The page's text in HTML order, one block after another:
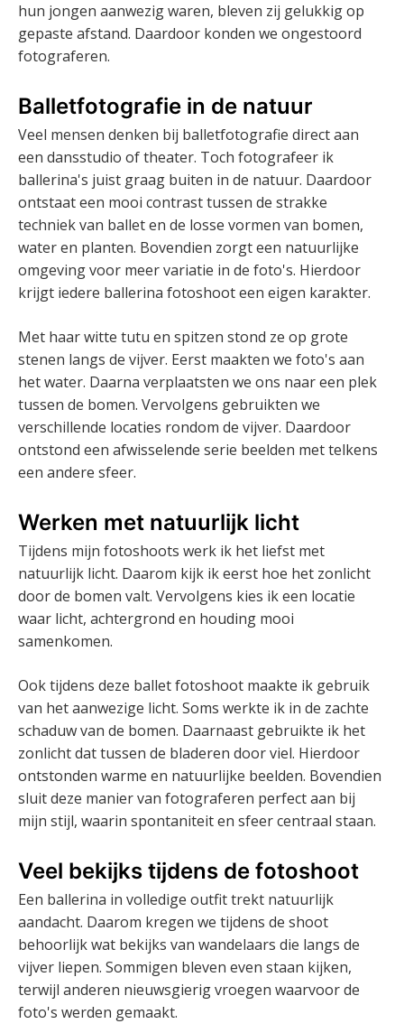
hun jongen aanwezig waren, bleven zij gelukkig op
gepaste afstand. Daardoor konden we ongestoord
fotograferen.
Balletfotografie in de natuur
Veel mensen denken bij balletfotografie direct aan
een dansstudio of theater. Toch fotografeer ik
ballerina's juist graag buiten in de natuur. Daardoor
ontstaat een mooi contrast tussen de strakke
techniek van ballet en de losse vormen van bomen,
water en planten. Bovendien zorgt een natuurlijke
omgeving voor meer variatie in de foto's. Hierdoor
krijgt iedere ballerina fotoshoot een eigen karakter.
Met haar witte tutu en spitzen stond ze op grote
stenen langs de vijver. Eerst maakten we foto's aan
het water. Daarna verplaatsten we ons naar een plek
tussen de bomen. Vervolgens gebruikten we
verschillende locaties rondom de vijver. Daardoor
ontstond een afwisselende serie beelden met telkens
een andere sfeer.
Werken met natuurlijk licht
Tijdens mijn fotoshoots werk ik het liefst met
natuurlijk licht. Daarom kijk ik eerst hoe het zonlicht
door de bomen valt. Vervolgens kies ik een locatie
waar licht, achtergrond en houding mooi
samenkomen.
Ook tijdens deze ballet fotoshoot maakte ik gebruik
van het aanwezige licht. Soms werkte ik in de zachte
schaduw van de bomen. Daarnaast gebruikte ik het
zonlicht dat tussen de bladeren door viel. Hierdoor
ontstonden warme en natuurlijke beelden. Bovendien
sluit deze manier van fotograferen perfect aan bij
mijn stijl, waarin spontaniteit en sfeer centraal staan.
Veel bekijks tijdens de fotoshoot
Een ballerina in volledige outfit trekt natuurlijk
aandacht. Daarom kregen we tijdens de shoot
behoorlijk wat bekijks van wandelaars die langs de
vijver liepen. Sommigen bleven even staan kijken,
terwijl anderen nieuwsgierig vroegen waarvoor de
foto's werden gemaakt.